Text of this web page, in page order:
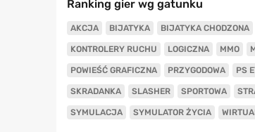
Ranking gier wg gatunku
AKCJA BIJATYKA BIJATYKA CHODZONA
KONTROLERY RUCHU LOGICZNA MMO
POWIEŚĆ GRAFICZNA PRZYGODOWA PS
SKRADANKA SLASHER SPORTOWA
SYMULACJA SYMULATOR ŻYCIA